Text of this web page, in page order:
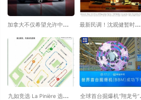
加拿大不仅希望允许中国进
与中国汽车公司合作，向世
界各地出口电动汽车
最新民调！沈观健暂时领
民仍未决定......
九如竞选 La Pinière 选区省
全球首台掘爆机“翔龙号”